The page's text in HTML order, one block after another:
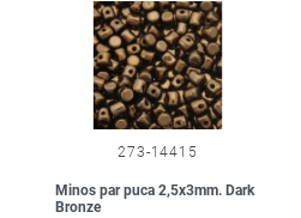
273-14415
Minos par puca 2,5x3mm. Dark
Bronze